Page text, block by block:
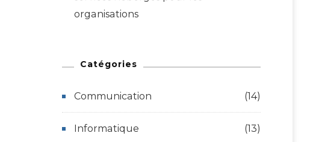
organisations
Catégories
Communication (14)
Informatique (13)